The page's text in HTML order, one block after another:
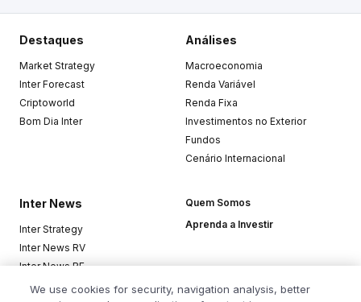
Destaques
Market Strategy
Inter Forecast
Criptoworld
Bom Dia Inter
Análises
Macroeconomia
Renda Variável
Renda Fixa
Investimentos no Exterior
Fundos
Cenário Internacional
Inter News
Inter Strategy
Inter News RV
Inter News RF
Top Funds
Quem Somos
Aprenda a Investir
We use cookies for security, navigation analysis, better